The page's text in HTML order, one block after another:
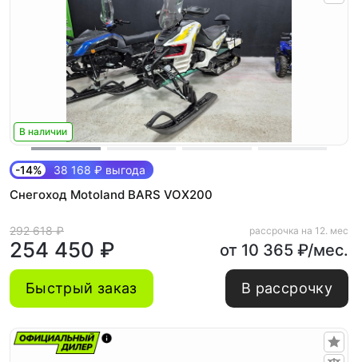
В наличии
-14% 38 168 ₽ выгода
Снегоход Motoland BARS VOX200
292 618 ₽
254 450 ₽
рассрочка на 12. мес
от 10 365 ₽/мес.
Быстрый заказ В рассрочку